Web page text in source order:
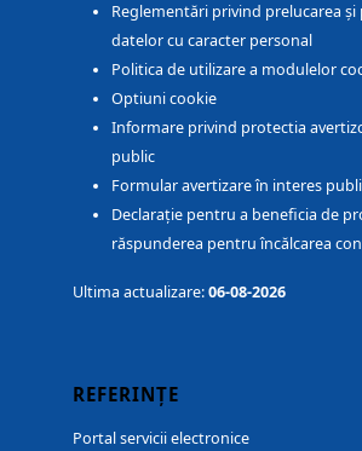
Reglementări privind prelucarea și
datelor cu caracter personal
Politica de utilizare a modulelor
Optiuni cookie
Informare privind protectia
public
Formular avertizare în interes
Declarație pentru a beneficia de
răspunderea pentru încălcarea
Ultima actualizare:06-08-2026
REFERINȚE
Portal servicii electronice